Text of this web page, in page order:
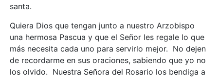
santa.
Quiera Dios que tengan junto a nuestro Arzobispo
una hermosa Pascua y que el Señor les regale lo que
más necesita cada uno para servirlo mejor. No dejen
de recordarme en sus oraciones, sabiendo que yo no
los olvido. Nuestra Señora del Rosario los bendiga a